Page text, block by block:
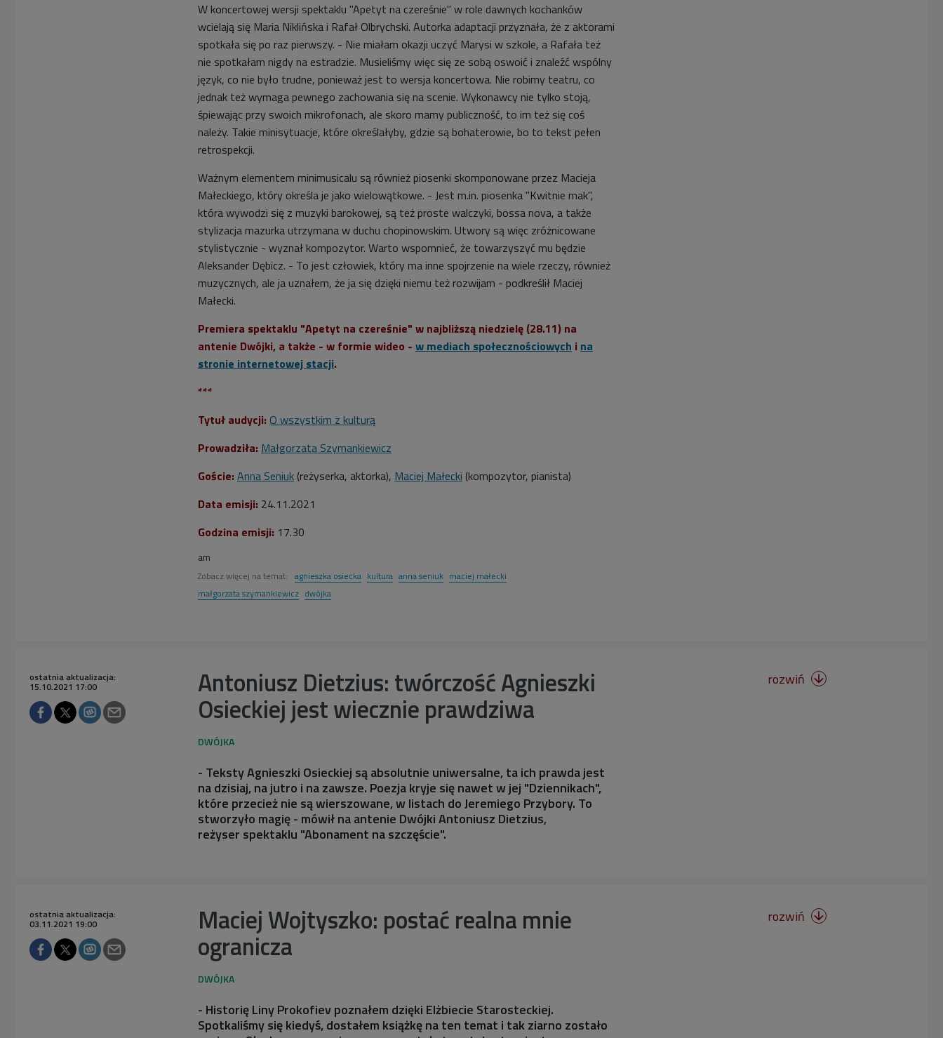
W koncertowej wersji spektaklu "Apetyt na czereśnie" w role dawnych kochanków
wcielają się Maria Niklińska i Rafał Olbrychski. Autorka adaptacji przyznała, że z aktorami
spotkała się po raz pierwszy. - Nie miałam okazji uczyć Marysi w szkole, a Rafała też
nie spotkałam nigdy na estradzie. Musieliśmy więc się ze sobą oswoić i znaleźć wspólny
język, co nie było trudne, ponieważ jest to wersja koncertowa. Nie robimy teatru, co
jednak też wymaga pewnego zachowania się na scenie. Wykonawcy nie tylko stoją,
śpiewając przy swoich mikrofonach, ale skoro mamy publiczność, to im też się coś
należy. Takie minisytuacje, które określałyby, gdzie są bohaterowie, bo to tekst pełen
retrospekcji.
Ważnym elementem minimusicalu są również piosenki skomponowane przez Macieja
Małeckiego, który określa je jako wielowątkowe. - Jest m.in. piosenka "Kwitnie mak",
która wywodzi się z muzyki barokowej, są też proste walczyki, bossa nova, a także
stylizacja mazurka utrzymana w duchu chopinowskim. Utwory są więc zróżnicowane
stylistycznie - wyznał kompozytor. Warto wspomnieć, że towarzyszyć mu będzie
Aleksander Dębicz. - To jest człowiek, który ma inne spojrzenie na wiele rzeczy, również
muzycznych, ale ja uznałem, że ja się dzięki niemu też rozwijam - podkreślił Maciej
Małecki.
Premiera spektaklu "Apetyt na czereśnie" w najbliższą niedzielę (28.11) na
antenie Dwójki, a także - w formie wideo - w mediach społecznościowych i na
stronie internetowej stacji.
***
Tytuł audycji: O wszystkim z kulturą
Prowadziła: Małgorzata Szymankiewicz
Goście: Anna Seniuk (reżyserka, aktorka), Maciej Małecki (kompozytor, pianista)
Data emisji: 24.11.2021
Godzina emisji: 17.30
am
Zobacz więcej na temat: agnieszka osiecka kultura anna seniuk maciej małecki
małgorzata szymankiewicz dwójka
Antoniusz Dietzius: twórczość Agnieszki
Osieckiej jest wiecznie prawdziwa
ostatnia aktualizacja:
15.10.2021 17:00
- Teksty Agnieszki Osieckiej są absolutnie uniwersalne, ta ich prawda jest
na dzisiaj, na jutro i na zawsze. Poezja kryje się nawet w jej "Dziennikach",
które przecież nie są wierszowane, w listach do Jeremiego Przybory. To
stworzyło magię - mówił na antenie Dwójki Antoniusz Dietzius,
reżyser spektaklu "Abonament na szczęście".
rozwiń 
Maciej Wojtyszko: postać realna mnie
ogranicza
ostatnia aktualizacja:
03.11.2021 19:00
- Historię Liny Prokofiev poznałem dzięki Elżbiecie Starosteckiej.
Spotkaliśmy się kiedyś, dostałem książkę na ten temat i tak ziarno zostało
rozwiń 